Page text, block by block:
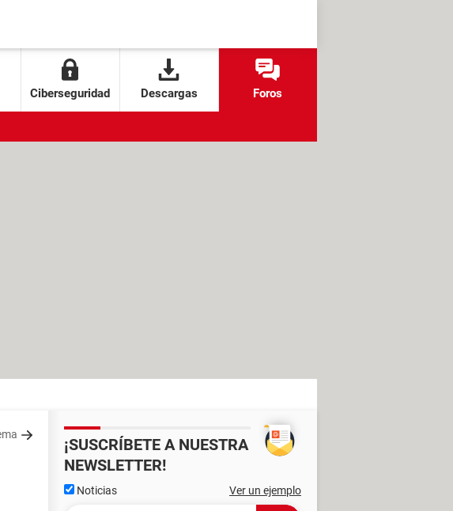
Ciberseguridad Descargas Foros
¡SUSCRÍBETE A NUESTRA
NEWSLETTER!
Noticias Ver un ejemplo